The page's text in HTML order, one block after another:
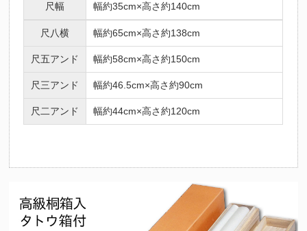
尺幅 幅約35cm×高さ約140cm
尺八横 幅約65cm×高さ約138cm
尺五アンド 幅約58cm×高さ約150cm
尺三アンド 幅約46.5cm×高さ約90cm
尺二アンド 幅約44cm×高さ約120cm